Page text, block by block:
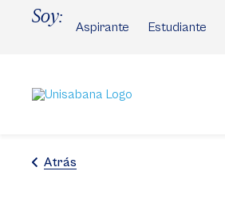
Soy:
Aspirante Estudiante
Atrás